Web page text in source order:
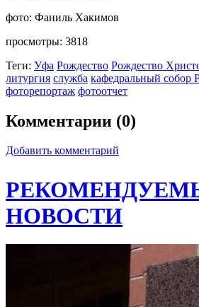
фото: Фаниль Хакимов
просмотры: 3818
Теги: Уфа Рождество Рождество
литургия служба кафедральный собор
фоторепортаж фотоотчет
Комментарии (0)
Добавить комментарий
НОВОСТИ